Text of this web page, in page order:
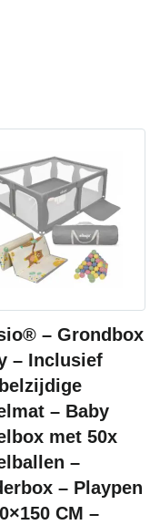
– Grondbox
– Inclusief
– Baby
met 50x
–
– Playpen
CM –